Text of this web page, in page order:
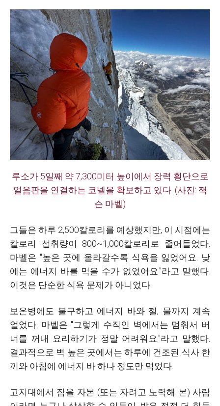
루소가 5일째 약 7,300미터 높이에서 장력 횡단으로
얼음판을 연결하는 코넬을 확보하고 있다. (사진: 잭
슨 마벨)
그들은 하루 2,500칼로리를 예상했지만, 이 시점에는
칼로리 섭취량이 800~1,000칼로리로 줄어들었다.
마벨은 "높은 곳에 올라갈수록 식욕을 잃었어요. 낮
에는 에너지 바를 먹을 수가 없었어요."라고 말했다.
이것은 단순한 식욕 문제가 아니었다.
보온병에도 불구하고 에너지 바와 젤, 물까지 계속
얼었다. 마벨은 "그렇게 수직인 벽에서는 멈춰서 버
너를 꺼내 요리하기가 정말 어려워요."라고 말했다.
결과적으로 벽 높은 곳에서는 하루에 건조된 식사 한
끼와 아침에 에너지 바 하나 정도만 먹었다.
고지대에서 잠을 자본 (또는 자려고 노력해 본) 사람